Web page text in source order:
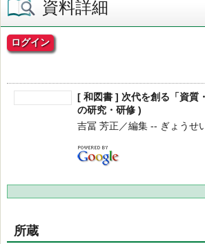
資料詳細
ログイン
[ 和図書 ] 次代を創る「資質
の研究・研修 )
吉冨 芳正／編集 -- ぎょうせ
所蔵